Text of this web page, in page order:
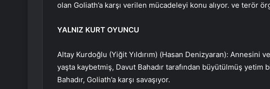
olan Goliath’a karşı verilen mücadeleyi konu alıyor. ve terör
YALNIZ KURT OYUNCU
Altay Kurdoğlu (Yiğit Yıldırım) (Hasan Denizyaran): Annesini
yaşta kaybetmiş, Davut Bahadır tarafından büyütülmüş yetim
Bahadır, Goliath’a karşı savaşıyor.